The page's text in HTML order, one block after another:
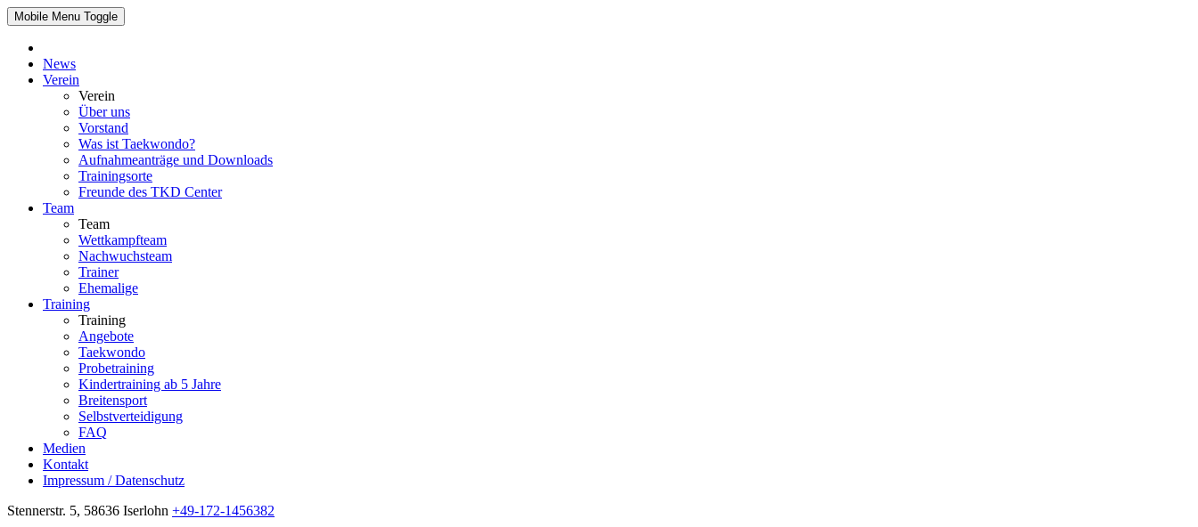
Mobile Menu Toggle
News
Verein
Verein
Über uns
Vorstand
Was ist Taekwondo?
Aufnahmeanträge und Downloads
Trainingsorte
Freunde des TKD Center
Team
Team
Wettkampfteam
Nachwuchsteam
Trainer
Ehemalige
Training
Training
Angebote
Taekwondo
Probetraining
Kindertraining ab 5 Jahre
Breitensport
Selbstverteidigung
FAQ
Medien
Kontakt
Impressum / Datenschutz
Stennerstr. 5, 58636 Iserlohn +49-172-1456382